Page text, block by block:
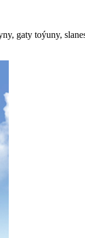
gaty toýuny,